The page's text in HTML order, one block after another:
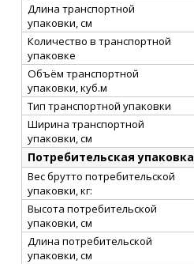
Длина транспортной
упаковки, см
Количество в транспортной
упаковке
Объём транспортной
упаковки, куб.м
Тип транспортной упаковки
Ширина транспортной
упаковки, см
Потребительская упаковка
Вес брутто потребительской
упаковки, кг:
Высота потребительской
упаковки, см
Длина потребительской
упаковки, см